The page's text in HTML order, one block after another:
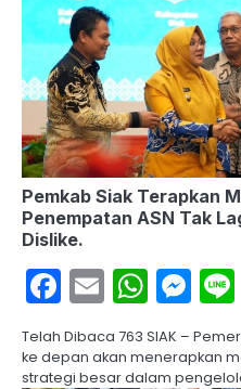
Pemkab Siak Terapkan
Penempatan ASN Tak
Dislike.
Facebook
Email
Telah Dibaca 763 SIAK –
ke depan akan menerapkan
strategi besar dalam